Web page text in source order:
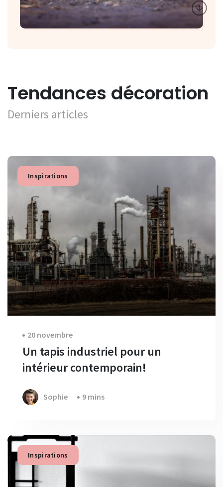
Tendances décoration
Derniers articles
Inspirations
20 novembre
Un tapis industriel pour un
intérieur contemporain!
Sophie 9 mins
Inspirations